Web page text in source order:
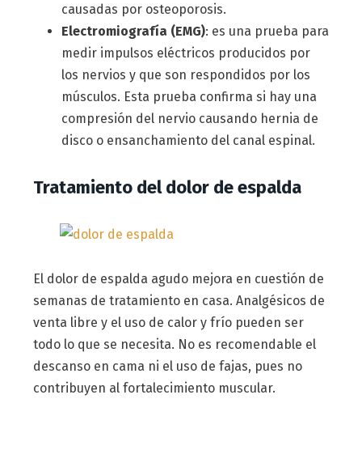
causadas por osteoporosis.
Electromiografía (EMG): es una prueba para
medir impulsos eléctricos producidos por
los nervios y que son respondidos por los
músculos. Esta prueba confirma si hay una
compresión del nervio causando hernia de
disco o ensanchamiento del canal espinal.
Tratamiento del dolor de espalda
El dolor de espalda agudo mejora en cuestión de
semanas de tratamiento en casa. Analgésicos de
venta libre y el uso de calor y frío pueden ser
todo lo que se necesita. No es recomendable el
descanso en cama ni el uso de fajas, pues no
contribuyen al fortalecimiento muscular.